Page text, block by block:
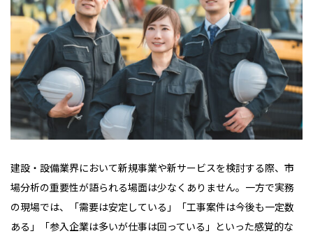
建設・設備業界において新規事業や新サービスを検討する際、市
場分析の重要性が語られる場面は少なくありません。一方で実務
の現場では、「需要は安定している」「工事案件は今後も一定数
ある」「参入企業は多いが仕事は回っている」といった感覚的な